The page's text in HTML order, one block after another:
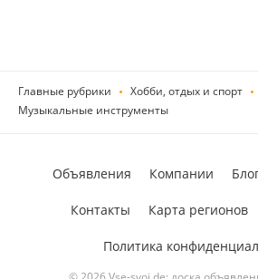
Главные рубрики
Хобби, отдых и спорт
Музыкальные инструменты
Объявления Компании
Контакты Карта регионов
Политика